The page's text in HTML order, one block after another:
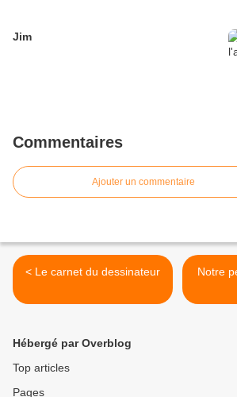
Jim
Commentaires
Ajouter un commentaire
< Le carnet du dessinateur
Notre
Hébergé par Overblog
Top articles
Pages